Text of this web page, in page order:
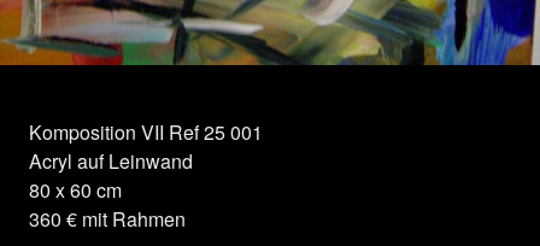
Komposition VII Ref 25 001
Acryl auf Leinwand
80 x 60 cm
360 € mit Rahmen